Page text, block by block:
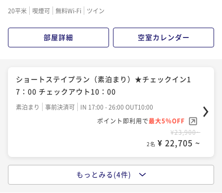
¥25,000~
2名 ¥ 24,500 ~
シンプルステイ 自慢の朝食付 高崎駅東口徒歩3分！
ビジネス・観光の拠点にどうぞ
朝食付き 事前決済可
IN 14:00 - 24:00 OUT11:00
ポイント即利用で 最大5％OFF
¥26,100~
2名 ¥ 24,795 ~
お日にち限定！2泊以上限定！【清掃なしエコプラン】
連泊をもっとお得に♪
20平米 喫煙可 無料Wi-Fi ツイン
部屋詳細 空室カレンダー
ショートステイプラン（素泊まり）★チェックイン1
7：00 チェックアウト10：00
素泊まり 事前決済可
IN 17:00 - 26:00 OUT10:00
ポイント即利用で最大5％OFF
¥23,900~
2名 ¥ 22,705 ~
シンプルステイ♪素泊まり♪高崎駅東口徒歩3分！☆Ｓ
もっとみる(4件)